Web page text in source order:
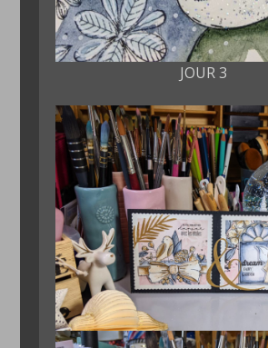
JOUR 3